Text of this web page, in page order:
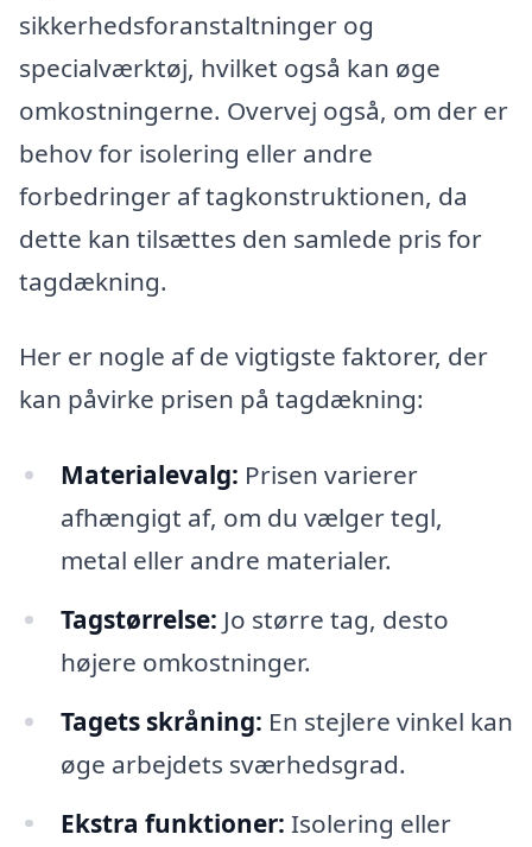
sikkerhedsforanstaltninger og
specialværktøj, hvilket også kan øge
omkostningerne. Overvej også, om der er
behov for isolering eller andre
forbedringer af tagkonstruktionen, da
dette kan tilsættes den samlede pris for
tagdækning.
Her er nogle af de vigtigste faktorer, der
kan påvirke prisen på tagdækning:
Materialevalg: Prisen varierer
afhængigt af, om du vælger tegl,
metal eller andre materialer.
Tagstørrelse: Jo større tag, desto
højere omkostninger.
Tagets skråning: En stejlere vinkel kan
øge arbejdets sværhedsgrad.
Ekstra funktioner: Isolering eller